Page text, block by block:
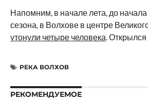
Напомним, в начале лета, до начала
сезона, в Волхове в центре
утонули четыре человека. Открылся
РЕКА ВОЛХОВ
РЕКОМЕНДУЕМОЕ